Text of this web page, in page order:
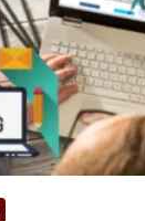
त
व्य
व
सा
यां
सा